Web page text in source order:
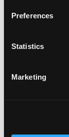
Preferences
Statistics
Marketing